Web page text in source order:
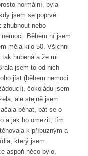
normální, byla
jsem se poprvé
nebo
Během ní jsem
měla kilo 50. Všichni
hubená a že mi
jsem to od nich
jíst (během nemoci
čokoládu jsem
ale stejně jsem
běhat, bát se o
a jak ho omezit, tím
k příbuzným a
který jsem
aspoň něco bylo,